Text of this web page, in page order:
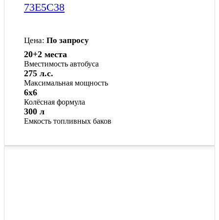
73Е5С38
Цена: По запросу
Вместимость автобуса
20+2 места
Максимальная мощность
275 л.с.
Колёсная формула
6x6
Емкость топливных баков
300 л